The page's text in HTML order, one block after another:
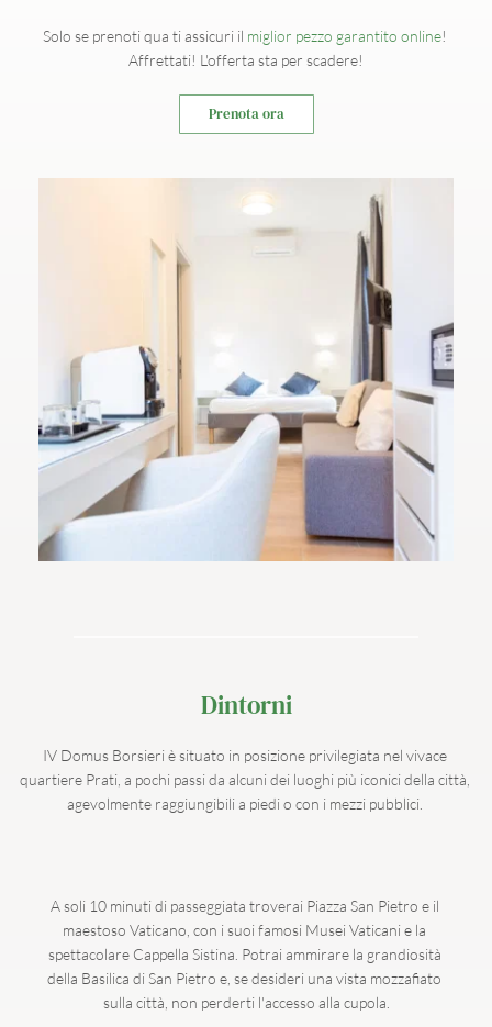
Solo se prenoti qua ti assicuri il miglior pezzo garantito online!
Affrettati! L'offerta sta per scadere!
Prenota ora
Dintorni
IV Domus Borsieri è situato in posizione privilegiata nel vivace
quartiere Prati, a pochi passi da alcuni dei luoghi più iconici della città,
agevolmente raggiungibili a piedi o con i mezzi pubblici.
A soli 10 minuti di passeggiata troverai Piazza San Pietro e il
maestoso Vaticano, con i suoi famosi Musei Vaticani e la
spettacolare Cappella Sistina. Potrai ammirare la grandiosità
della Basilica di San Pietro e, se desideri una vista mozzafiato
sulla città, non perderti l'accesso alla cupola.